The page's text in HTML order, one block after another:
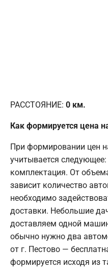
РАССТОЯНИЕ: 0 км.
Как формируется цена
При формировании цен
учитывается следующее:
комплектация. От
зависит количество
необходимо
доставки. Небольшие
доставляем одной
обычно нужно два
от г. Пестово —
формируется исходя из